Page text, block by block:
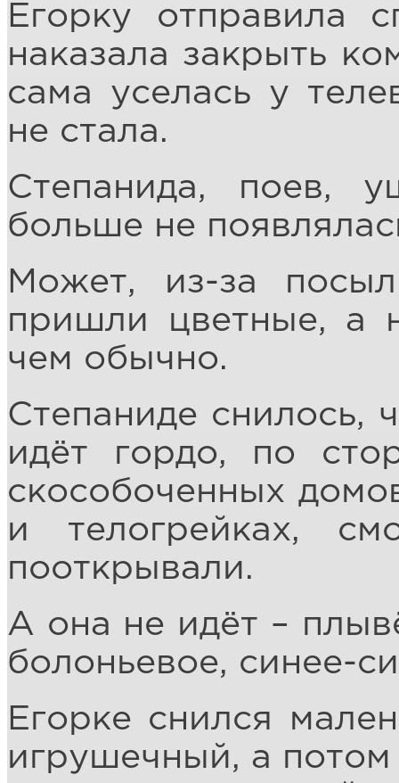
Егорку отправила
наказала закрыть
сама уселась у
не стала.
Степанида, поев,
больше не
Может, из-за
пришли цветные, а
чем обычно.
Степаниде снилось,
идёт гордо, по
скособоченных
и телогрейках,
пооткрывали.
А она не идёт –
болоньевое, синее-
Егорке снился
игрушечный, а потом